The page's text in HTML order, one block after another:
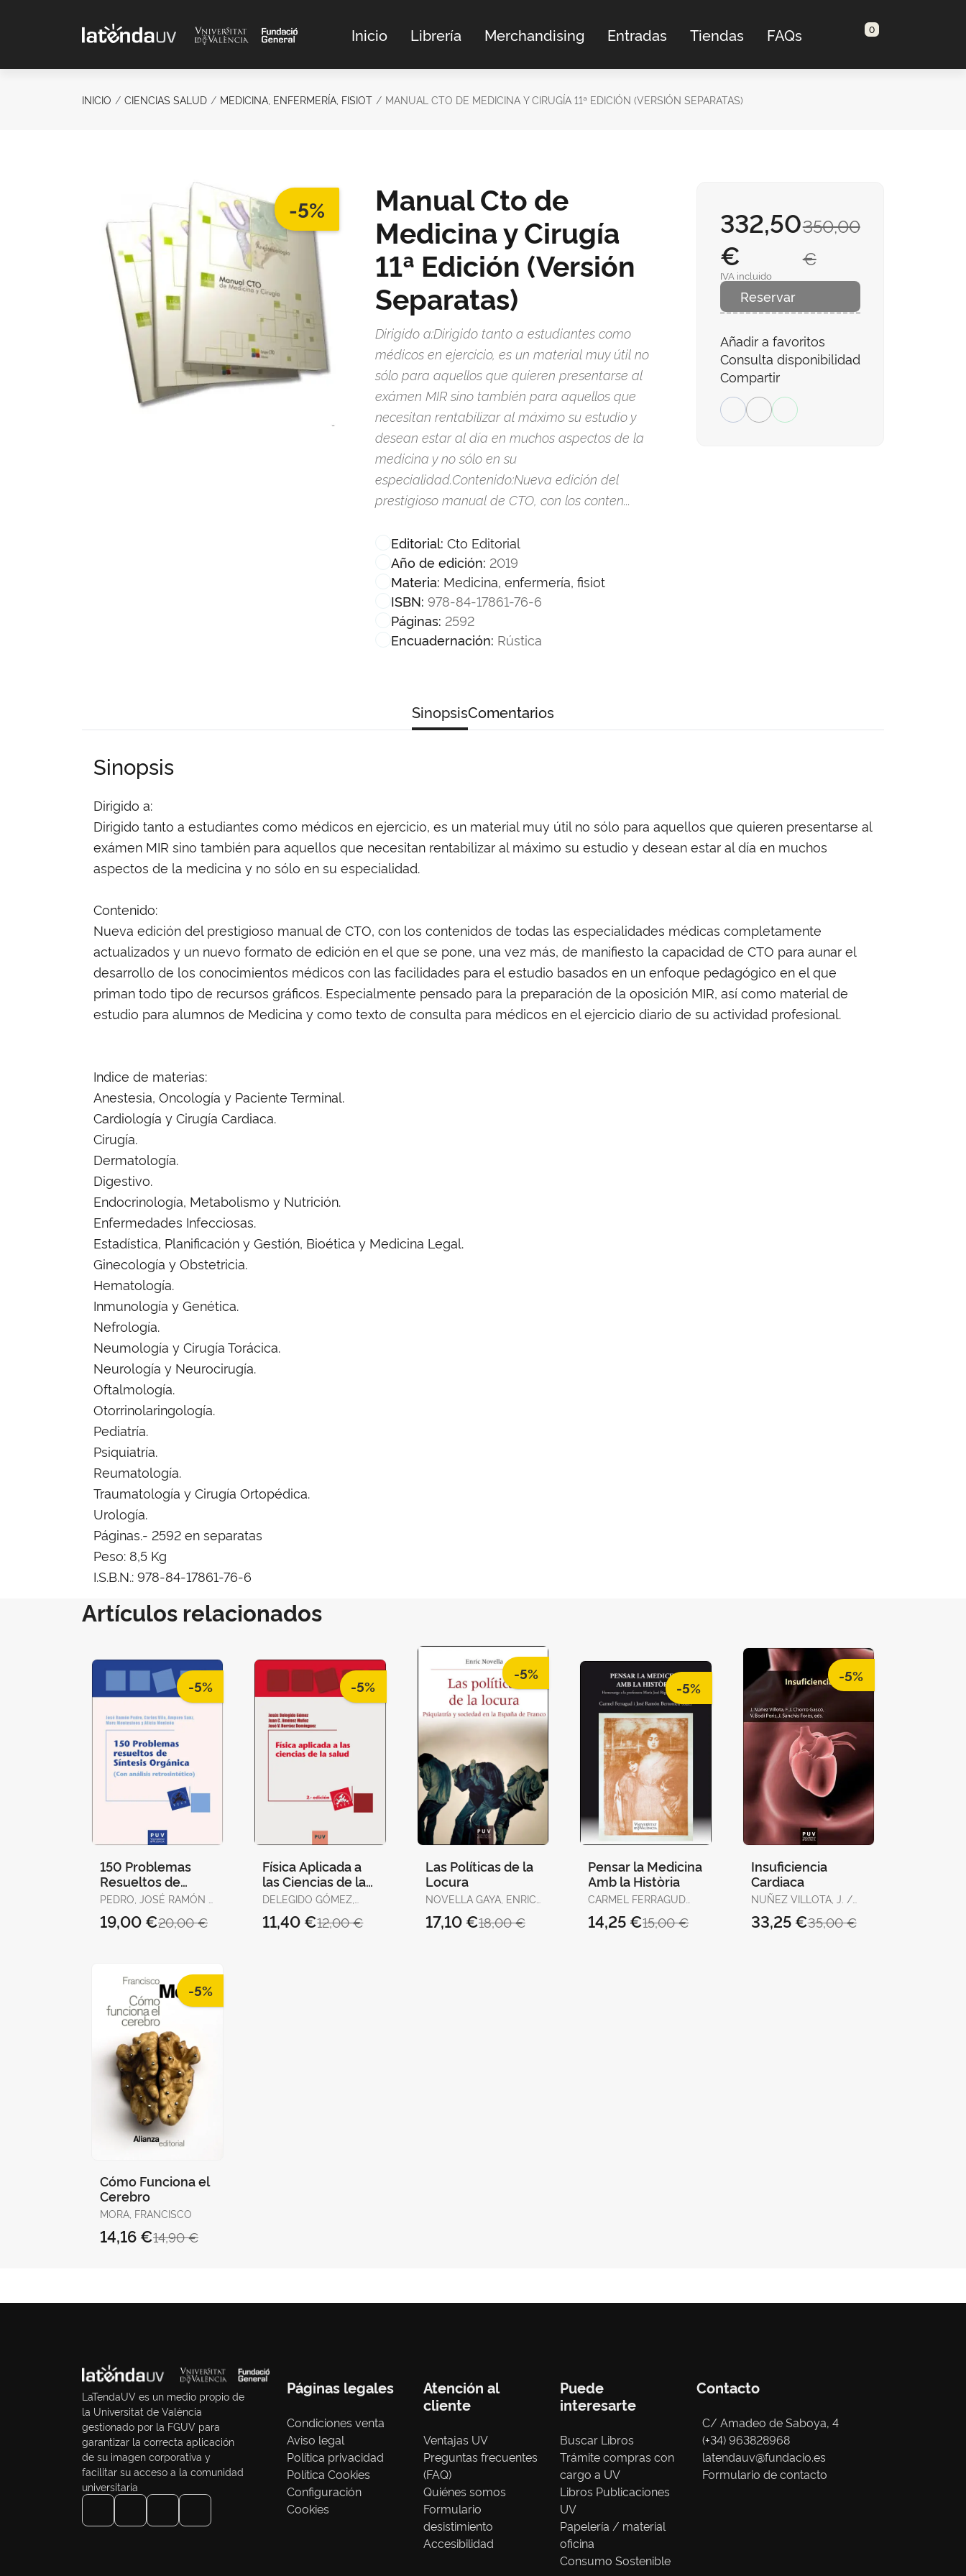
Inicio Librería Merchandising Entradas Tiendas FAQs 0
INICIO CIENCIAS SALUD MEDICINA, ENFERMERÍA, FISIOT MANUAL CTO DE MEDICINA Y CIRUGÍA 11ª EDICIÓN (VERSIÓN SEPARATAS)
-5%
Manual Cto de
Medicina y Cirugía
11ª Edición (Versión
Separatas)
Dirigido a:Dirigido tanto a estudiantes como
médicos en ejercicio, es un material muy útil no
sólo para aquellos que quieren presentarse al
exámen MIR sino también para aquellos que
necesitan rentabilizar al máximo su estudio y
desean estar al día en muchos aspectos de la
medicina y no sólo en su
especialidad.Contenido:Nueva edición del
prestigioso manual de CTO, con los conten...
Editorial: Cto Editorial
Año de edición: 2019
Materia: Medicina, enfermería, fisiot
ISBN: 978-84-17861-76-6
Páginas: 2592
Encuadernación: Rústica
350,00
€
332,50
€
IVA incluido
Reservar
Añadir a favoritos
Consulta disponibilidad
Compartir
SinopsisComentarios
Sinopsis
Dirigido a:
Dirigido tanto a estudiantes como médicos en ejercicio, es un material muy útil no sólo para aquellos que quieren presentarse al
exámen MIR sino también para aquellos que necesitan rentabilizar al máximo su estudio y desean estar al día en muchos
aspectos de la medicina y no sólo en su especialidad.
Contenido:
Nueva edición del prestigioso manual de CTO, con los contenidos de todas las especialidades médicas completamente
actualizados y un nuevo formato de edición en el que se pone, una vez más, de manifiesto la capacidad de CTO para aunar el
desarrollo de los conocimientos médicos con las facilidades para el estudio basados en un enfoque pedagógico en el que
priman todo tipo de recursos gráficos. Especialmente pensado para la preparación de la oposición MIR, así como material de
estudio para alumnos de Medicina y como texto de consulta para médicos en el ejercicio diario de su actividad profesional.
Indice de materias:
Anestesia, Oncología y Paciente Terminal.
Cardiología y Cirugía Cardiaca.
Cirugía.
Dermatología.
Digestivo.
Endocrinología, Metabolismo y Nutrición.
Enfermedades Infecciosas.
Estadística, Planificación y Gestión, Bioética y Medicina Legal.
Ginecología y Obstetricia.
Hematología.
Inmunología y Genética.
Nefrología.
Neumología y Cirugía Torácica.
Neurología y Neurocirugía.
Oftalmología.
Otorrinolaringología.
Pediatría.
Psiquiatría.
Reumatología.
Traumatología y Cirugía Ortopédica.
Urología.
Páginas.- 2592 en separatas
Peso: 8,5 Kg
I.S.B.N.: 978-84-17861-76-6
Artículos relacionados
-5%
150 Problemas
Resueltos de
Síntesis Orgánica
Retrosintético)
PEDRO, JOSÉ RAMÓN /
AMPARO /
20,00 €
19,00 €
-5%
Física Aplicada a
las Ciencias de la
Salud (2ª Edición)
DELEGIDO GÓMEZ,
MUÑOZ, JUAN C. /
12,00 €
11,40 €
-5%
Las Políticas de la
Locura
NOVELLA GAYA, ENRIC
18,00 €
17,10 €
-5%
Pensar la Medicina
Amb la Història
CARMEL FERRAGUD
RAMÓN BERTOMEU
15,00 €
14,25 €
-5%
Insuficiencia
Cardiaca
NUÑEZ VILLOTA, J. /
35,00 €
33,25 €
-5%
Cómo Funciona el
Cerebro
MORA, FRANCISCO
14,90 €
14,16 €
LaTendaUV es un medio propio de
la Universitat de València
gestionado por la FGUV para
garantizar la correcta aplicación
de su imagen corporativa y
facilitar su acceso a la comunidad
universitaria
Páginas legales
Condiciones venta
Aviso legal
Política privacidad
Política Cookies
Configuración
Cookies
Atención al
cliente
Ventajas UV
Preguntas frecuentes
(FAQ)
Quiénes somos
Formulario
desistimiento
Accesibilidad
Puede
interesarte
Buscar Libros
Trámite compras con
cargo a UV
Libros Publicaciones
UV
Papelería / material
oficina
Consumo Sostenible
Contacto
C/ Amadeo de Saboya, 4
(+34) 963828968
latendauv@fundacio.es
Formulario de contacto